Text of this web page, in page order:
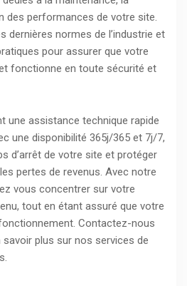
des performances de votre site.
dernières normes de l’industrie et
pour assurer que votre
fonctionne en toute sécurité et
une assistance technique rapide
une disponibilité 365j/365 et 7j/7,
d’arrêt de votre site et protéger
pertes de revenus. Avec notre
vous concentrer sur votre
tout en étant assuré que votre
Contactez-nous
plus sur nos services de